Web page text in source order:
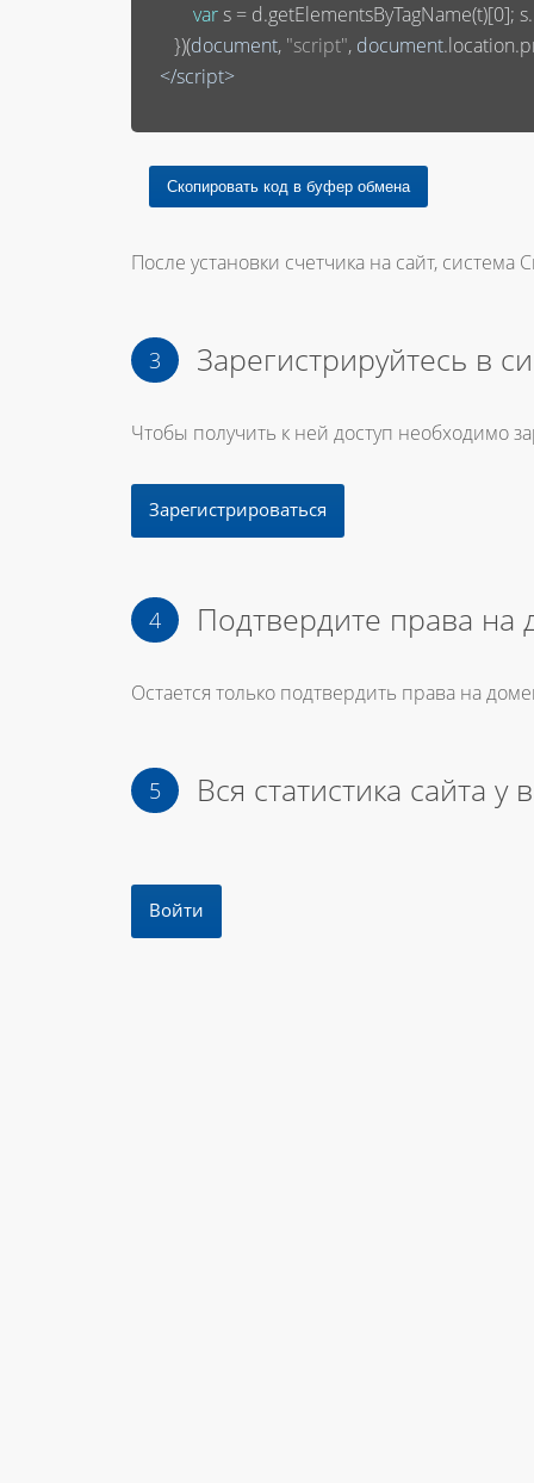
var s = d.getElementsByTagName(t)[0];
       })(
document, "script", document
</script>
После установки счетчика на сайт, система
Зарегистрируйтесь в
Чтобы получить к ней доступ необходимо
Зарегистрироваться
Подтвердите права на
Остается только подтвердить права на
Вся статистика сайта у
Войти